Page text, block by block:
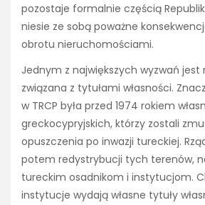
pozostaje formalnie częścią
niesie ze sobą poważne
obrotu nieruchomościami.
Jednym z największych wyzwań jest
związana z tytułami własności.
w TRCP była przed 1974 rokiem
greckocypryjskich, którzy zostali
opuszczenia po inwazji tureckiej.
potem redystrybucji tych terenów,
tureckim osadnikom i instytucjom.
instytucje wydają własne tytuły